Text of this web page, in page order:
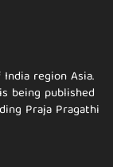
region Asia.
being published
Praja Pragathi